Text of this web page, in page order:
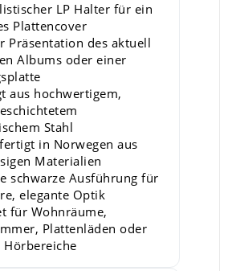
LP Halter für ein
Plattencover
Präsentation des aktuell
Albums oder einer
aus hochwertigem,
Stahl
in Norwegen aus
Materialien
schwarze Ausführung für
elegante Optik
für Wohnräume,
Plattenläden oder